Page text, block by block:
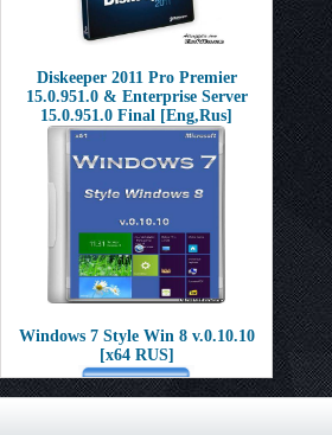
Diskeeper 2011 Pro Premier
15.0.951.0 & Enterprise Server
15.0.951.0 Final [Eng,Rus]
Windows 7 Style Win 8 v.0.10.10
[x64 RUS]